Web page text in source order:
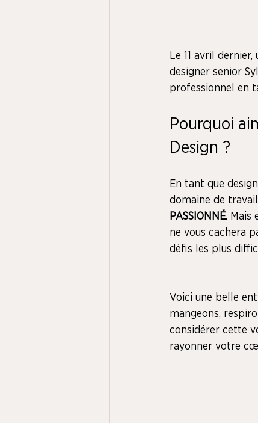
Le 11 avril
designer senior
professionnel en
Pourquoi
Design ?
En tant que
domaine de
PASSIONNÉ. Mais
ne vous cachera
défis les plus
Voici une belle
mangeons,
considérer cette
rayonner votre